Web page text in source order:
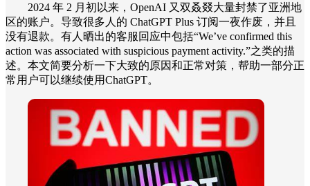
2024 年 2 月初以来，OpenAI 又双叒叕大量封禁了亚洲地
区的账户。导致很多人的 ChatGPT Plus 订阅一夜作废，并且
没有退款。有人晒出的客服回应中包括“We’ve confirmed this
action was associated with suspicious payment activity.”之类的描
述。本文简要分析一下大致的原因和正常对策，帮助一部分正
常用户可以继续使用ChatGPT。